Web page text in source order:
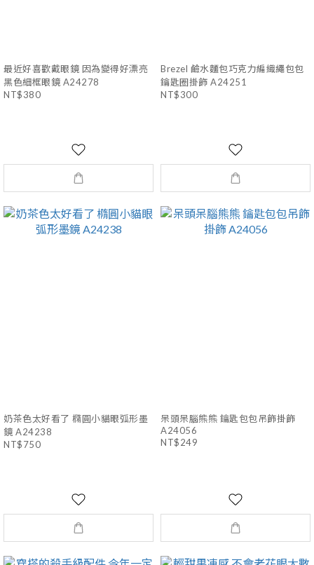
最近好喜歡戴眼鏡 因為變得好漂亮
黑色細框眼鏡 A24278
NT$380
Brezel 鹼水麵包巧克力編織繩包包
鑰匙圈掛飾 A24251
NT$300
奶茶色太好看了 橢圓小貓眼弧形墨
鏡 A24238
NT$750
呆頭呆腦熊熊 鑰匙包包吊飾掛飾
A24056
NT$249